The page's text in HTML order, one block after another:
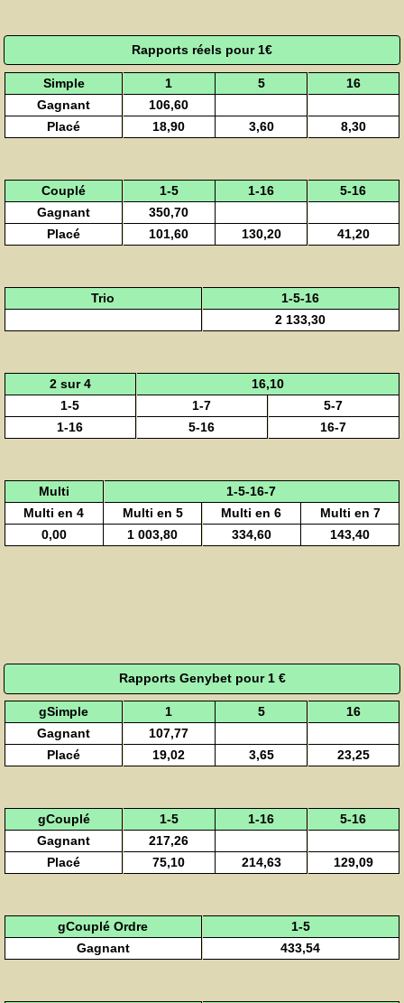
Rapports réels pour 1€
Simple 1 5
16
Gagnant
106,60
Placé
18,90 3,60 8,30
Couplé 1-5 1-16
5-16
Gagnant
350,70
Placé
101,60 130,20 41,20
Trio
1-5-16
2 133,30
2 sur 4
16,10
1-5
1-7
5-7
1-16
5-16 16-7
Multi
1-5-16-7
Multi en 4
Multi en 5 Multi en 6
Multi en 7
0,00
1 003,80 334,60 143,40
Rapports Genybet pour 1 €
gSimple 1 5
16
Gagnant
107,77
Placé
19,02 3,65 23,25
gCouplé 1-5 1-16
5-16
Gagnant
217,26
Placé
75,10 214,63 129,09
gCouplé Ordre
1-5
Gagnant
433,54